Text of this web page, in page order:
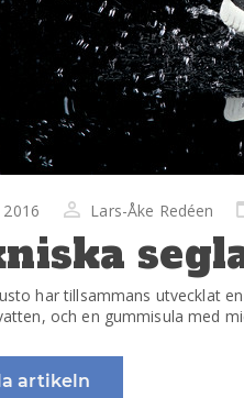
Lars-Åke Redéen
har tillsammans utvecklat
och en gummisula med
artikeln